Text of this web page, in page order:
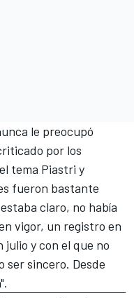
le preocupó
por los
tema Piastri y
fueron bastante
claro, no había
vigor, un registro en
julio y con el que no
ser sincero. Desde